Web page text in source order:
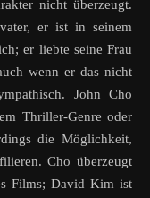
nicht überzeugt.
er ist in seinem
er liebte seine Frau
wenn er das nicht
John Cho
Thriller-Genre oder
die Möglichkeit,
Cho überzeugt
Films; David Kim ist